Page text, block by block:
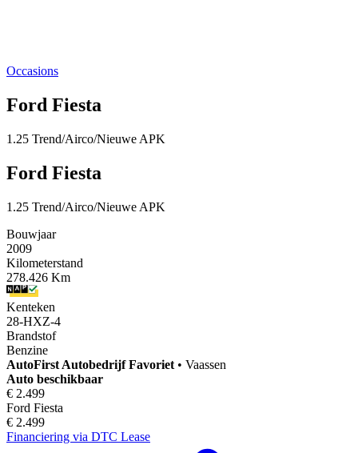
Occasions
Ford Fiesta
1.25 Trend/Airco/Nieuwe APK
Ford Fiesta
1.25 Trend/Airco/Nieuwe APK
Bouwjaar
2009
Kilometerstand
278.426 Km
Kenteken
28-HXZ-4
Brandstof
Benzine
AutoFirst Autobedrijf Favoriet • Vaassen
Auto beschikbaar
€ 2.499
Ford Fiesta
€ 2.499
Financiering via DTC Lease